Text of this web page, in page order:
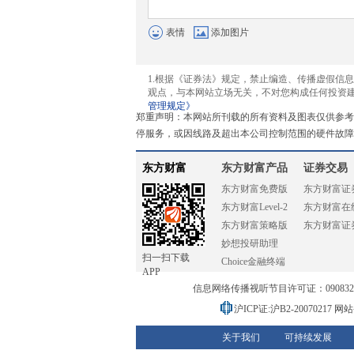
表情 添加图片
1.根据《证券法》规定，禁止编造、传播虚假信
观点，与本网站立场无关，不对您构成任何投资
管理规定》
郑重声明：本网站所刊载的所有资料及图表仅供参
停服务，或因线路及超出本公司控制范围的硬件故
东方财富
扫一扫下载
APP
东方财富产品
东方财富免费版
东方财富Level-2
东方财富策略版
妙想投研助理
Choice金融终端
证券交易
东方财富证
东方财富在
东方财富证
信息网络传播视听节目许可证：
沪ICP证:沪B2-20070217 网
关于我们 可持续发展